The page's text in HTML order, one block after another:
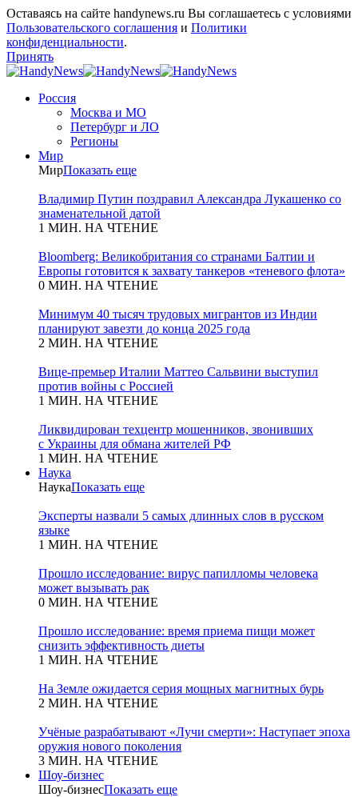
Оставаясь на сайте handynews.ru Вы соглашаетесь с условиями
Пользовательского соглашения и Политики
конфиденциальности.
Принять
Россия
Москва и МО
Петербург и ЛО
Регионы
Мир
МирПоказать еще
Владимир Путин поздравил Александра Лукашенко со
знаменательной датой
1 МИН. НА ЧТЕНИЕ
Bloomberg: Великобритания со странами Балтии и
Европы готовится к захвату танкеров «теневого флота»
0 МИН. НА ЧТЕНИЕ
Минимум 40 тысяч трудовых мигрантов из Индии
планируют завезти до конца 2025 года
2 МИН. НА ЧТЕНИЕ
Вице-премьер Италии Маттео Сальвини выступил
против войны с Россией
1 МИН. НА ЧТЕНИЕ
Ликвидирован техцентр мошенников, звонивших
с Украины для обмана жителей РФ
1 МИН. НА ЧТЕНИЕ
Наука
НаукаПоказать еще
Эксперты назвали 5 самых длинных слов в русском
языке
1 МИН. НА ЧТЕНИЕ
Прошло исследование: вирус папилломы человека
может вызывать рак
0 МИН. НА ЧТЕНИЕ
Прошло исследование: время приема пищи может
снизить эффективность диеты
1 МИН. НА ЧТЕНИЕ
На Земле ожидается серия мощных магнитных бурь
2 МИН. НА ЧТЕНИЕ
Учёные разрабатывают «Лучи смерти»: Наступает эпоха
оружия нового поколения
3 МИН. НА ЧТЕНИЕ
Шоу-бизнес
Шоу-бизнесПоказать еще